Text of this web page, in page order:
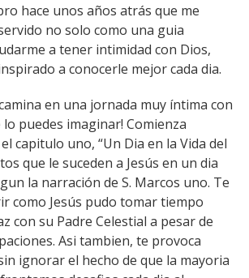
hace unos años atrás que me
no solo como una guia
a tener intimidad con Dios,
a conocerle mejor cada dia.
en una jornada muy íntima con
puedes imaginar! Comienza
capitulo uno, “Un Dia en la Vida del
que le suceden a Jesús en un dia
la narración de S. Marcos uno. Te
como Jesús pudo tomar tiempo
con su Padre Celestial a pesar de
Asi tambien, te provoca
ignorar el hecho de que la mayoria